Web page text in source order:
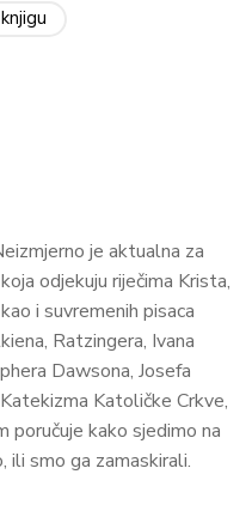
je aktualna za
odjekuju riječima Krista,
i suvremenih pisaca
Ratzingera, Ivana
Dawsona, Josefa
Katoličke Crkve,
poručuje kako sjedimo na
ili smo ga zamaskirali.